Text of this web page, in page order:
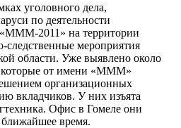
уголовного дела,
по деятельности
2011» на территории
следственные мероприятия
области. Уже выявлено около
которые от имени «МММ»
организационных
вкладчиков. У них изъята
Офис в Гомеле они
время.